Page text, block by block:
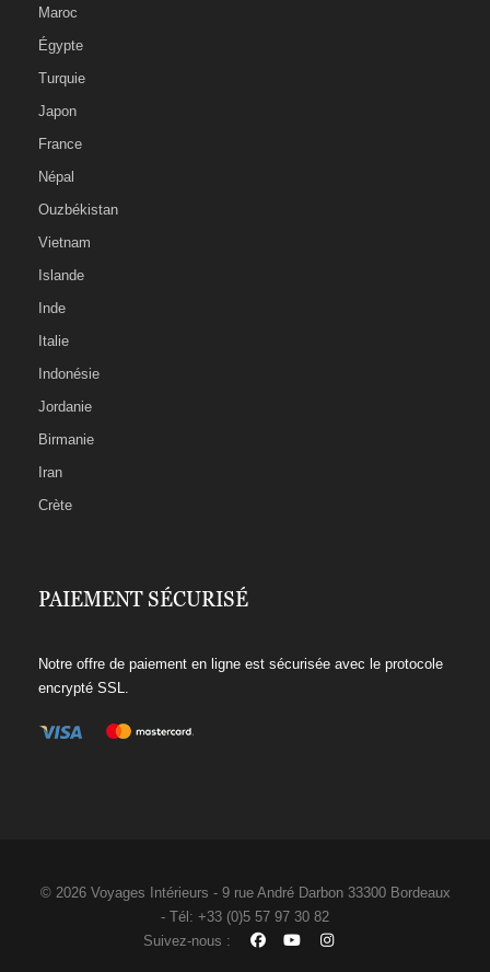
Maroc
Égypte
Turquie
Japon
France
Népal
Ouzbékistan
Vietnam
Islande
Inde
Italie
Indonésie
Jordanie
Birmanie
Iran
Crète
PAIEMENT SÉCURISÉ
Notre offre de paiement en ligne est sécurisée avec le protocole
encrypté SSL.
© 2026 Voyages Intérieurs - 9 rue André Darbon 33300 Bordeaux
- Tél: +33 (0)5 57 97 30 82
Suivez-nous :